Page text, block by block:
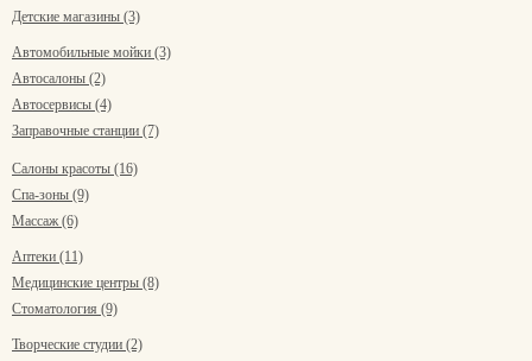
Детские магазины (3)
Автомобильные мойки (3)
Автосалоны (2)
Автосервисы (4)
Заправочные станции (7)
Салоны красоты (16)
Спа-зоны (9)
Массаж (6)
Аптеки (11)
Медицинские центры (8)
Стоматология (9)
Творческие студии (2)